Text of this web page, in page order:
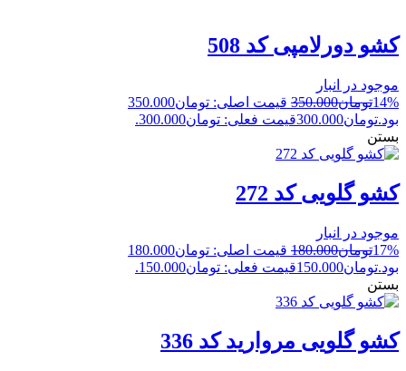
کشو دورلامپی کد 508
موجود در انبار
14%تومان350.000
قیمت اصلی: تومان350.000
بود.تومان300.000قیمت فعلی: تومان300.000.
بستن
کشو گلویی کد 272
موجود در انبار
17%تومان180.000
قیمت اصلی: تومان180.000
بود.تومان150.000قیمت فعلی: تومان150.000.
بستن
کشو گلویی مروارید کد 336